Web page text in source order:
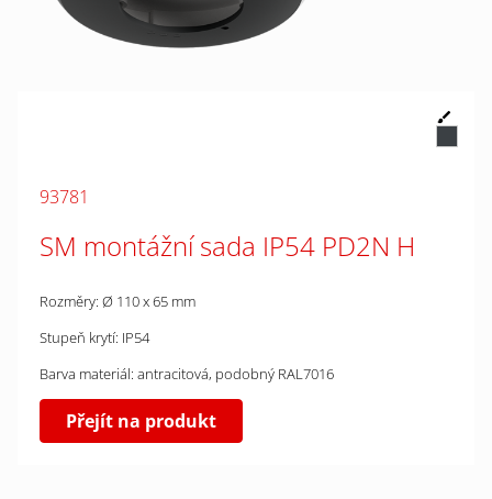
93781
SM montážní sada IP54 PD2N H
Rozměry: Ø 110 x 65 mm
Stupeň krytí: IP54
Barva materiál: antracitová, podobný RAL7016
Přejít na produkt